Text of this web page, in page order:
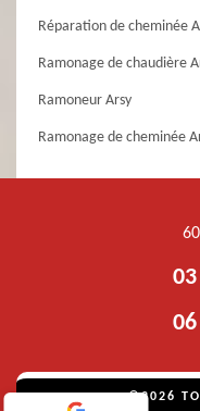
Réparation de cheminée
Ramonage de chaudière
Ramoneur Arsy
Ramonage de cheminée
©2026